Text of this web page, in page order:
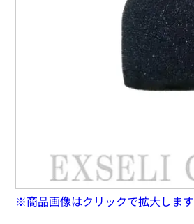
※商品画像はクリックで拡大します